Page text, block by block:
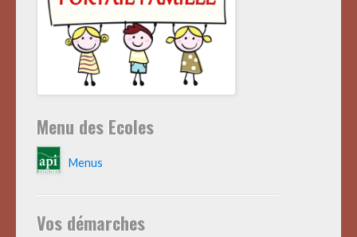
Menu des Ecoles
Menus
Vos démarches